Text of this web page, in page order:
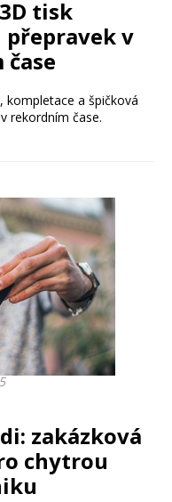
tisk
v
kompletace a špičková
rekordním čase.
zakázková
chytrou